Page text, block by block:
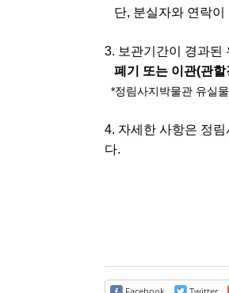
단, 분실자와 연락이
3. 보관기간이 경과된
폐기 또는 이관(관
*정림사지박물관 유실
4. 자세한 사항은 정
다.